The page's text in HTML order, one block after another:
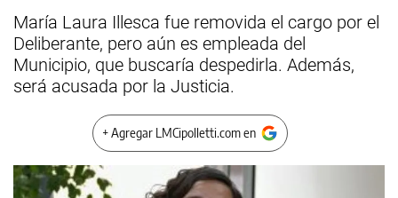
María Laura Illesca fue removida el cargo por el
Deliberante, pero aún es empleada del
Municipio, que buscaría despedirla. Además,
será acusada por la Justicia.
+ Agregar LMCipolletti.com en